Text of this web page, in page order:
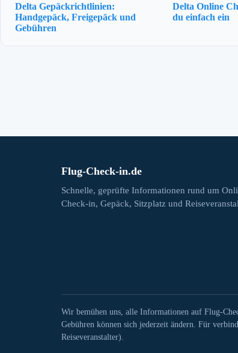
Delta Gepäckrichtlinien:
Handgepäck, Freigepäck und
Gebühren
Delta Online
du einfach ein
Flug-Check-in.de
Schnelle, geprüfte Informationen rund um
Check-in, Gepäck, Sitzplatz und
Wir bemühen uns, alle Informationen auf Flug-
Gebühren können sich jederzeit ändern. Für
Reiseveranstalter).